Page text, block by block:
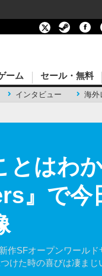
インタビュー 海外
ーム セール・無料
とはわ
』で今
作SFオープンワール
た時の喜びは凄まじ